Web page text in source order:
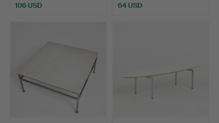
106 USD 64 USD